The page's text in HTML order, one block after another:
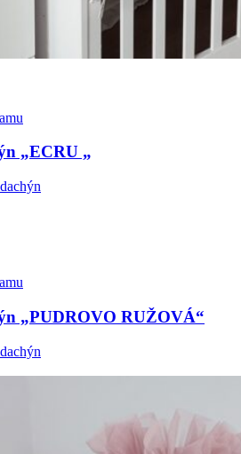
„ECRU „
„PUDROVO RUŽOVÁ“